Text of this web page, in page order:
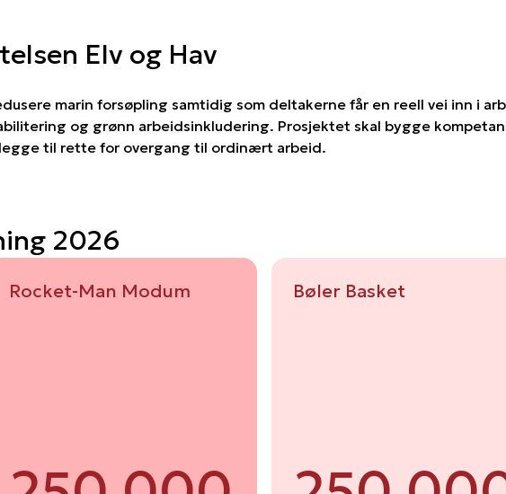
Elv og Hav
marin forsøpling samtidig som deltakerne får en reell vei inn i
og grønn arbeidsinkludering. Prosjektet skal bygge
til rette for overgang til ordinært arbeid.
2026
Rocket-Man Modum Bøler Basket